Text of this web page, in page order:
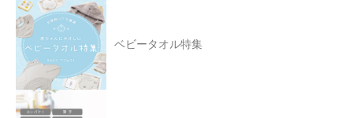
ベビータオル特集